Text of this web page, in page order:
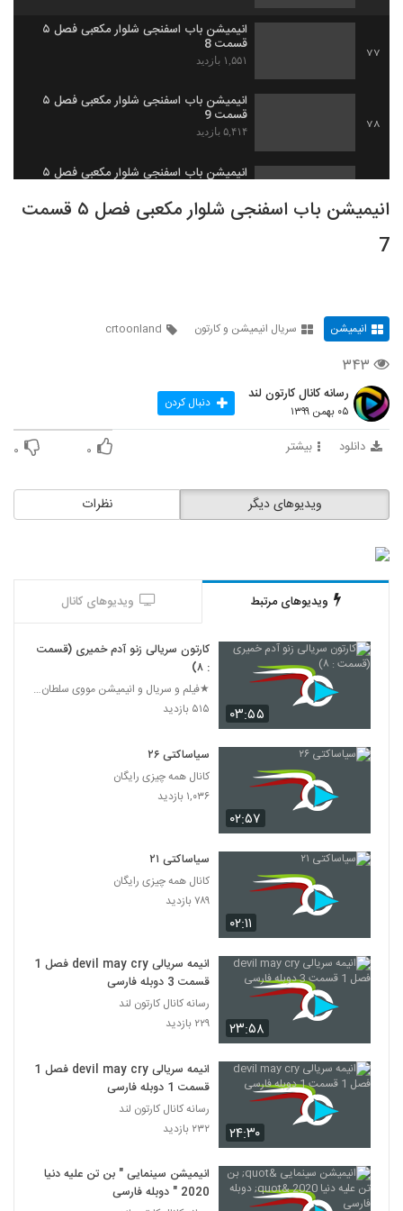
77
انیمیشن‌ باب اسفنجی شلوار مکعبی فصل ۵
قسمت 8
۱,۵۵۱ بازدید
78
انیمیشن‌ باب اسفنجی شلوار مکعبی فصل ۵
قسمت 9
۵,۴۱۴ بازدید
انیمیشن‌ باب اسفنجی شلوار مکعبی فصل ۵
قسمت 12
82 قسمت 13
۱۱,۷۳۵ بازدید
۲,۳۵۹ بازدید
84
۴,۹۵۲ بازدید
قسمت 19
۱,۳۲۷ بازدید
90
دانلود باب اسفنجی: هیولای دریا دوبله فارسی
SpongeBob: Sea Monster
دانلود انیمیشن باب اسفنجی: باب پاکیزه با
دوبله فارسی SpongeBob: Clean Bob
۴۷۲ بازدید
دانلود رایگان انیمیشن کوتاه زمانی برای بلوط
۲۴۵ بازدید
دانلود رایگان دوبله فارسی انیمیشن قهرمانی به
نام کوآلا The Outback 2012 BluRay
انیمیشن‌ باب اسفنجی شلوار مکعبی فصل ۵ قسمت
7
انیمیشن سریال انیمیشن و کارتون crtoonland
۳۴۳
رسانه کانال کارتون لند
۰۵ بهمن ۱۳۹۹ دنبال کردن
دانلود بیشتر ۰ ۰
نظرات ویدیوهای دیگر
ویدیوهای مرتبط ویدیوهای کانال
۰۳:۵۵
کارتون سریالی زنو آدم خمیری (قسمت
: ۸)
★فیلم و سریال و انیمیشن مووی سلطان 24★
۵۱۵ بازدید
۰۲:۵۷
سیاساکتی ۲۶
کانال همه چیزی رایگان
۱,۰۳۶ بازدید
۰۲:۱۱
سیاساکتی ۲۱
کانال همه چیزی رایگان
۷۸۹ بازدید
۲۳:۵۸
انیمه سریالی devil may cry فصل 1
قسمت 3 دوبله فارسی
رسانه کانال کارتون لند
۲۲۹ بازدید
۲۴:۳۰
انیمه سریالی devil may cry فصل 1
قسمت 1 دوبله فارسی
رسانه کانال کارتون لند
۲۳۲ بازدید
انیمیشن سینمایی " بن تن علیه دنیا
2020 " دوبله فارسی